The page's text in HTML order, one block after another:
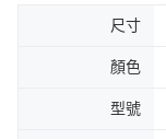
尺寸
顏色
型號